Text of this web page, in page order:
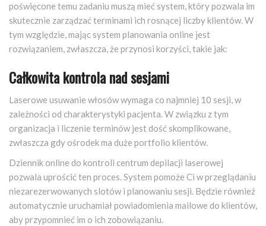
poświęcone temu zadaniu muszą mieć system, który pozwala im
skutecznie zarządzać terminami ich rosnącej liczby klientów. W
tym względzie, mając system planowania online jest
rozwiązaniem, zwłaszcza, że przynosi korzyści, takie jak:
Całkowita kontrola nad sesjami
Laserowe usuwanie włosów wymaga co najmniej 10 sesji, w
zależności od charakterystyki pacjenta. W związku z tym
organizacja i liczenie terminów jest dość skomplikowane,
zwłaszcza gdy ośrodek ma duże portfolio klientów.
Dziennik online do kontroli centrum depilacji laserowej
pozwala uprościć ten proces. System pomoże Ci w przeglądaniu
niezarezerwowanych slotów i planowaniu sesji. Będzie również
automatycznie uruchamiał powiadomienia mailowe do klientów,
aby przypomnieć im o ich zobowiązaniu.